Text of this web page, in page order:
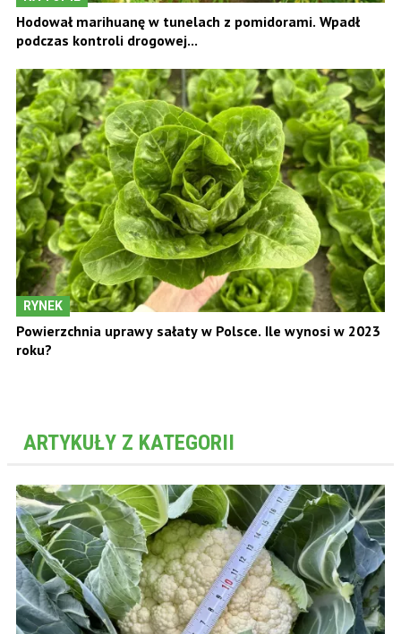
Hodował marihuanę w tunelach z pomidorami. Wpadł
podczas kontroli drogowej...
RYNEK
Powierzchnia uprawy sałaty w Polsce. Ile wynosi w 2023
roku?
ARTYKUŁY Z KATEGORII